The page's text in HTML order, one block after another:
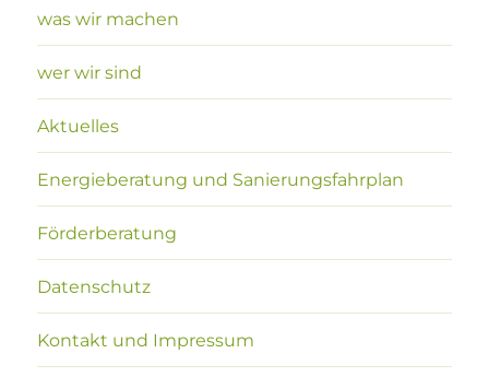
was wir machen
wer wir sind
Aktuelles
Energieberatung und Sanierungsfahrplan
Förderberatung
Datenschutz
Kontakt und Impressum